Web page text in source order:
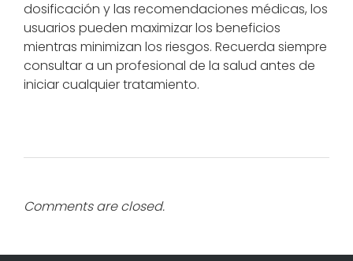
dosificación y las recomendaciones médicas, los
usuarios pueden maximizar los beneficios
mientras minimizan los riesgos. Recuerda siempre
consultar a un profesional de la salud antes de
iniciar cualquier tratamiento.
Comments are closed.